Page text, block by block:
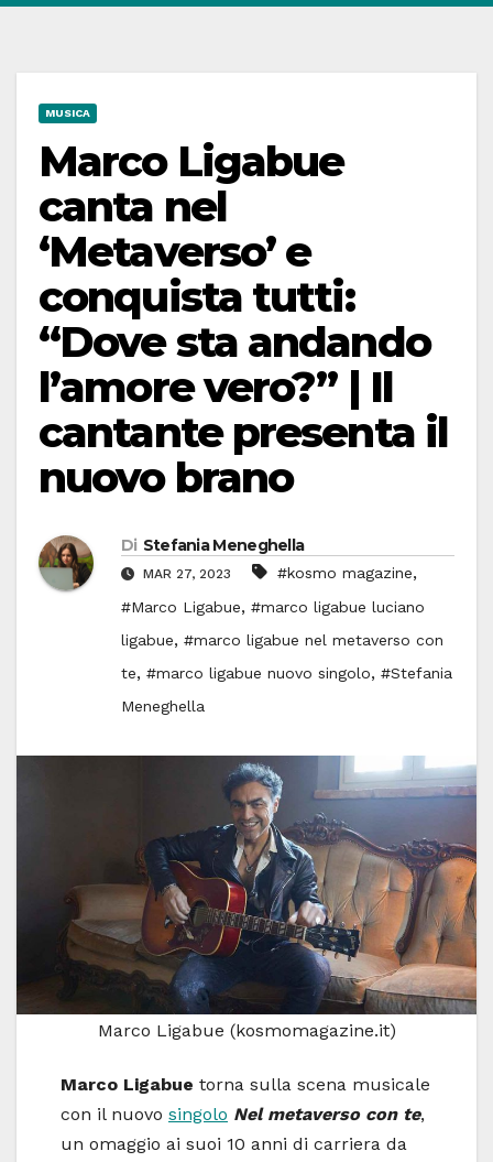
MUSICA
Marco Ligabue
canta nel
‘Metaverso’ e
conquista tutti:
“Dove sta andando
l’amore vero?” | Il
cantante presenta il
nuovo brano
Di Stefania Meneghella
MAR 27, 2023 #kosmo magazine,
#Marco Ligabue, #marco ligabue luciano
ligabue, #marco ligabue nel metaverso con
te, #marco ligabue nuovo singolo, #Stefania
Meneghella
Marco Ligabue (kosmomagazine.it)
Marco Ligabue torna sulla scena musicale
con il nuovo singolo Nel metaverso con te,
un omaggio ai suoi 10 anni di carriera da